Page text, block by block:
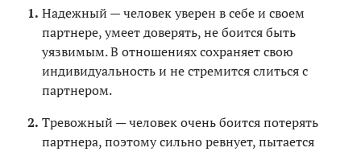
Надежный — человек уверен в себе и своем
партнере, умеет доверять, не боится быть
уязвимым. В отношениях сохраняет свою
индивидуальность и не стремится слиться с
партнером.
Тревожный — человек очень боится потерять
партнера, поэтому сильно ревнует, пытается